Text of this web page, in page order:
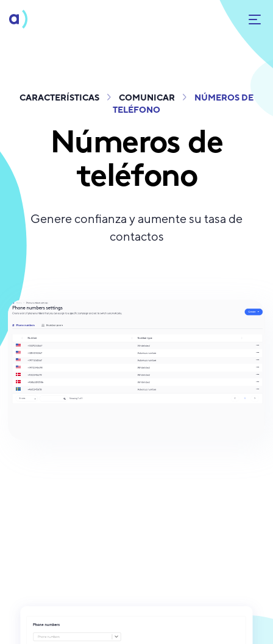
CARACTERÍSTICAS COMUNICAR
NÚMEROS DE
TELÉFONO
Números de
teléfono
Genere confianza y aumente su tasa de
contactos